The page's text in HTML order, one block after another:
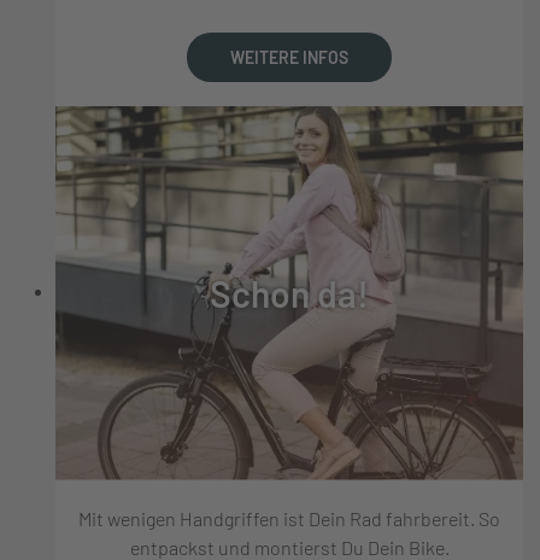
WEITERE INFOS
Schon da!
Mit wenigen Handgriffen ist Dein Rad fahrbereit. So
entpackst und montierst Du Dein Bike.